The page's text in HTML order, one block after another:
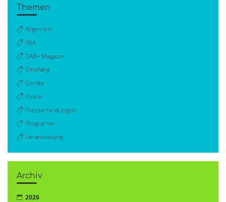
Themen
Allgemein
ASA
DAB+ Magazin
Empfang
Geräte
Politik
Pressemeldungen
Programm
Veranstaltung
Archiv
2026